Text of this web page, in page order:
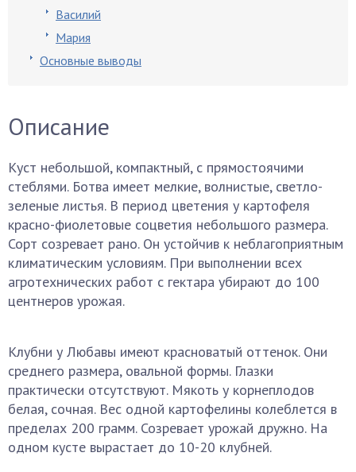
Василий
Мария
Основные выводы
Описание
Куст небольшой, компактный, с прямостоячими
стеблями. Ботва имеет мелкие, волнистые, светло-
зеленые листья. В период цветения у картофеля
красно-фиолетовые соцветия небольшого размера.
Сорт созревает рано. Он устойчив к неблагоприятным
климатическим условиям. При выполнении всех
агротехнических работ с гектара убирают до 100
центнеров урожая.
Клубни у Любавы имеют красноватый оттенок. Они
среднего размера, овальной формы. Глазки
практически отсутствуют. Мякоть у корнеплодов
белая, сочная. Вес одной картофелины колеблется в
пределах 200 грамм. Созревает урожай дружно. На
одном кусте вырастает до 10-20 клубней.